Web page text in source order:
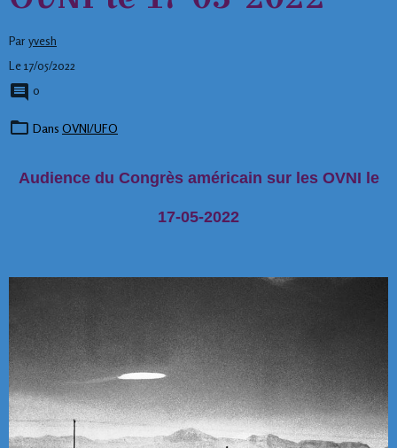
Par yvesh
Le 17/05/2022
0
Dans OVNI/UFO
Audience du Congrès américain sur les OVNI le
17-05-2022